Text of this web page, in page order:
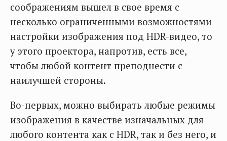
соображениям вышел в свое время с
несколько ограниченными возможностями
настройки изображения под HDR-видео, то
у этого проектора, напротив, есть все,
чтобы любой контент преподнести с
наилучшей стороны.
Во-первых, можно выбирать любые режимы
изображения в качестве изначальных для
любого контента как с HDR, так и без него, и